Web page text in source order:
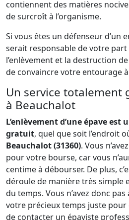
contiennent des matières
de surcroît à l’organisme.
Si vous êtes un défenseur d’un
serait responsable de votre
l’enlèvement et la destruction
de convaincre votre entourage
Un service totalement
à Beauchalot
L’enlèvement d’une épave est
gratuit, quel que soit l’endroit
Beauchalot (31360). Vous
pour votre bourse, car vous
centime à débourser. De plus,
déroule de manière très simple
du temps. Vous n’avez donc
votre précieux temps juste pour
de contacter un épaviste